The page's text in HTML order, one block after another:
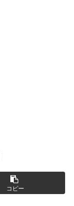
コピー